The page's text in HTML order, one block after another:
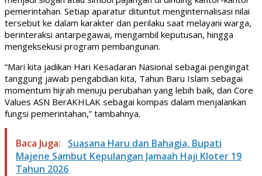
pemerintahan. Setiap aparatur dituntut menginternalisasi nilai
tersebut ke dalam karakter dan perilaku saat melayani warga,
berinteraksi antarpegawai, mengambil keputusan, hingga
mengeksekusi program pembangunan.
“Mari kita jadikan Hari Kesadaran Nasional sebagai pengingat
tanggung jawab pengabdian kita, Tahun Baru Islam sebagai
momentum hijrah menuju perubahan yang lebih baik, dan Core
Values ASN BerAKHLAK sebagai kompas dalam menjalankan
fungsi pemerintahan,” tambahnya.
Baca Juga:
Suasana Haru dan Bahagia, Bupati
Majene Sambut Kepulangan Jamaah Haji Kloter 19
Tahun 2026